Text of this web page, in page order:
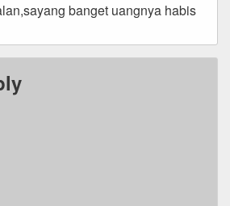
banget uangnya habis